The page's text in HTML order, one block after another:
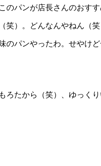
パンが店長さんのおす
笑）。どんなんやねん（
パンやったわ。せやけ
たから（笑）、ゆっく